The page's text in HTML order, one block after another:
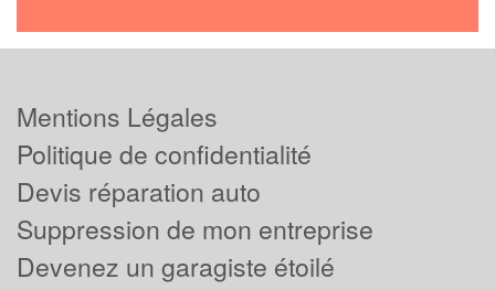
Mentions Légales
Politique de confidentialité
Devis réparation auto
Suppression de mon entreprise
Devenez un garagiste étoilé